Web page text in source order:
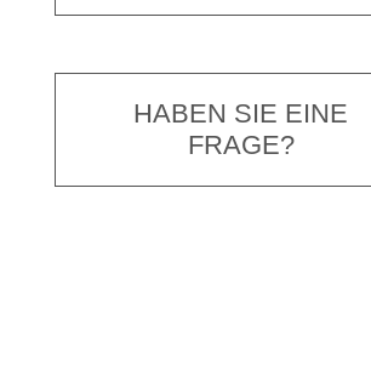
HABEN SIE EINE
FRAGE?